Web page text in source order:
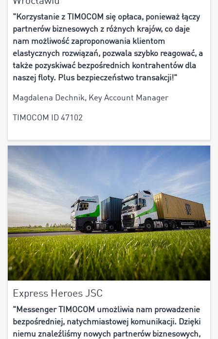
"Korzystanie z TIMOCOM się opłaca, ponieważ łączy
partnerów biznesowych z różnych krajów, co daje
nam możliwość zaproponowania klientom
elastycznych rozwiązań, pozwala szybko reagować, a
także pozyskiwać bezpośrednich kontrahentów dla
naszej floty. Plus bezpieczeństwo transakcji!"
Magdalena Dechnik, Key Account Manager
TIMOCOM ID 47102
Express Heroes JSC
"Messenger TIMOCOM umożliwia nam prowadzenie
bezpośredniej, natychmiastowej komunikacji. Dzięki
niemu znaleźliśmy nowych partnerów biznesowych,